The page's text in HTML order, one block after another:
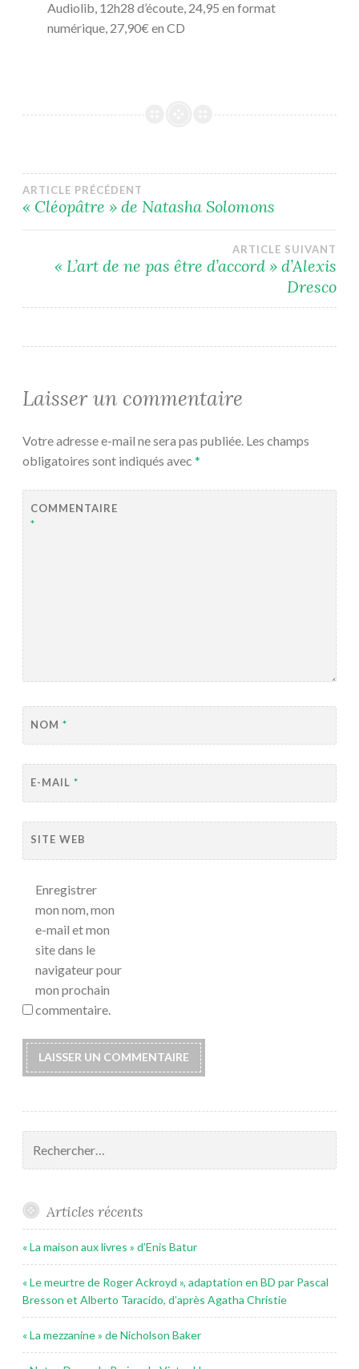
Audiolib, 12h28 d’écoute, 24,95 en format
numérique, 27,90€ en CD
Navigation
l’article
ARTICLE PRÉCÉDENT
« Cléopâtre » de Natasha Solomons
ARTICLE SUIVANT
« L’art de ne pas être d’accord » d’Alexis
Dresco
Laisser un commentaire
Votre adresse e-mail ne sera pas publiée. Les champs
obligatoires sont indiqués avec *
COMMENTAIRE
*
NOM *
E-MAIL *
SITE WEB
Enregistrer
mon nom, mon
e-mail et mon
site dans le
navigateur pour
mon prochain
commentaire.
Articles récents
« La maison aux livres » d’Enis Batur
« Le meurtre de Roger Ackroyd », adaptation en BD par Pascal
Bresson et Alberto Taracido, d’après Agatha Christie
« La mezzanine » de Nicholson Baker